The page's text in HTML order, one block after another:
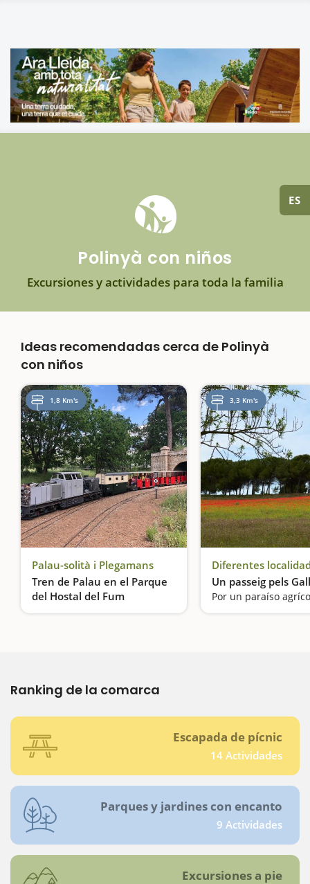
ES
Polinyà con niños
Excursiones y actividades para toda la familia
Ideas recomendadas cerca de Polinyà
con niños
1,8 Km's
Palau-solità i Plegamans
Tren de Palau en el Parque
del Hostal del Fum
¡Viajamos en tren!
3,3 Km's
Diferentes
Un passeig pels
Por un paraíso
Ranking de la comarca
Escapada de pícnic
14 Actividades
Parques y jardines con encanto
9 Actividades
Excursiones a pie